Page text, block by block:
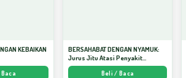
KEBAIKAN
BERSAHABAT DENGAN NYAMUK:
Jurus Jitu Atasi Penyakit
Bersumber Nyamuk - Arda Dinata
Beli / Baca